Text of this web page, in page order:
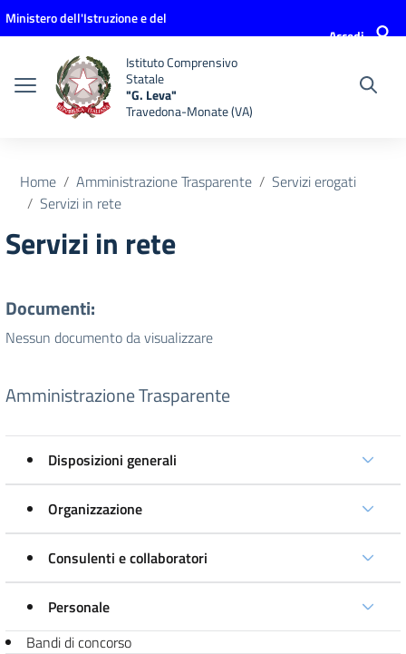
Vai ai contenuti
Vai al menu di navigazione
Vai al footer
Ministero dell'Istruzione e del
Accedi
Istituto Comprensivo
Statale
"G. Leva"
Travedona-Monate (VA)
Home Amministrazione Trasparente
Servizi erogati
Servizi in rete
Servizi in rete
Documenti:
Nessun documento da visualizzare
Amministrazione Trasparente
Disposizioni generali
Organizzazione
Consulenti e collaboratori
Personale
Bandi di concorso